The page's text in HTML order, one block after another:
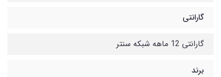
گارانتی
گارانتی 12 ماهه شبکه سنتر
برند